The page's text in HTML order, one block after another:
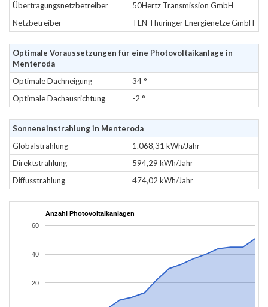
Übertragungsnetzbetreiber
50Hertz Transmission GmbH
Netzbetreiber
TEN Thüringer Energienetze GmbH
Optimale Voraussetzungen für eine Photovoltaikanlage in
Menteroda
Optimale Dachneigung
34 °
Optimale Dachausrichtung
-2 °
Sonneneinstrahlung in Menteroda
Globalstrahlung
1.068,31 kWh/Jahr
Direktstrahlung
594,29 kWh/Jahr
Diffusstrahlung
474,02 kWh/Jahr
Anzahl Photovoltaikanlagen
20
40
60